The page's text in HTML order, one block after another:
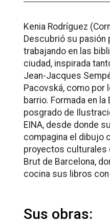
Kenia Rodríguez
Descubrió su pasión
trabajando en las
ciudad, inspirada
Jean-Jacques
Pacovská, como por
barrio. Formada en la
posgrado de
EINA, desde donde
compagina el dibujo
proyectos culturales
Brut de Barcelona,
cocina sus libros con
Sus obras: